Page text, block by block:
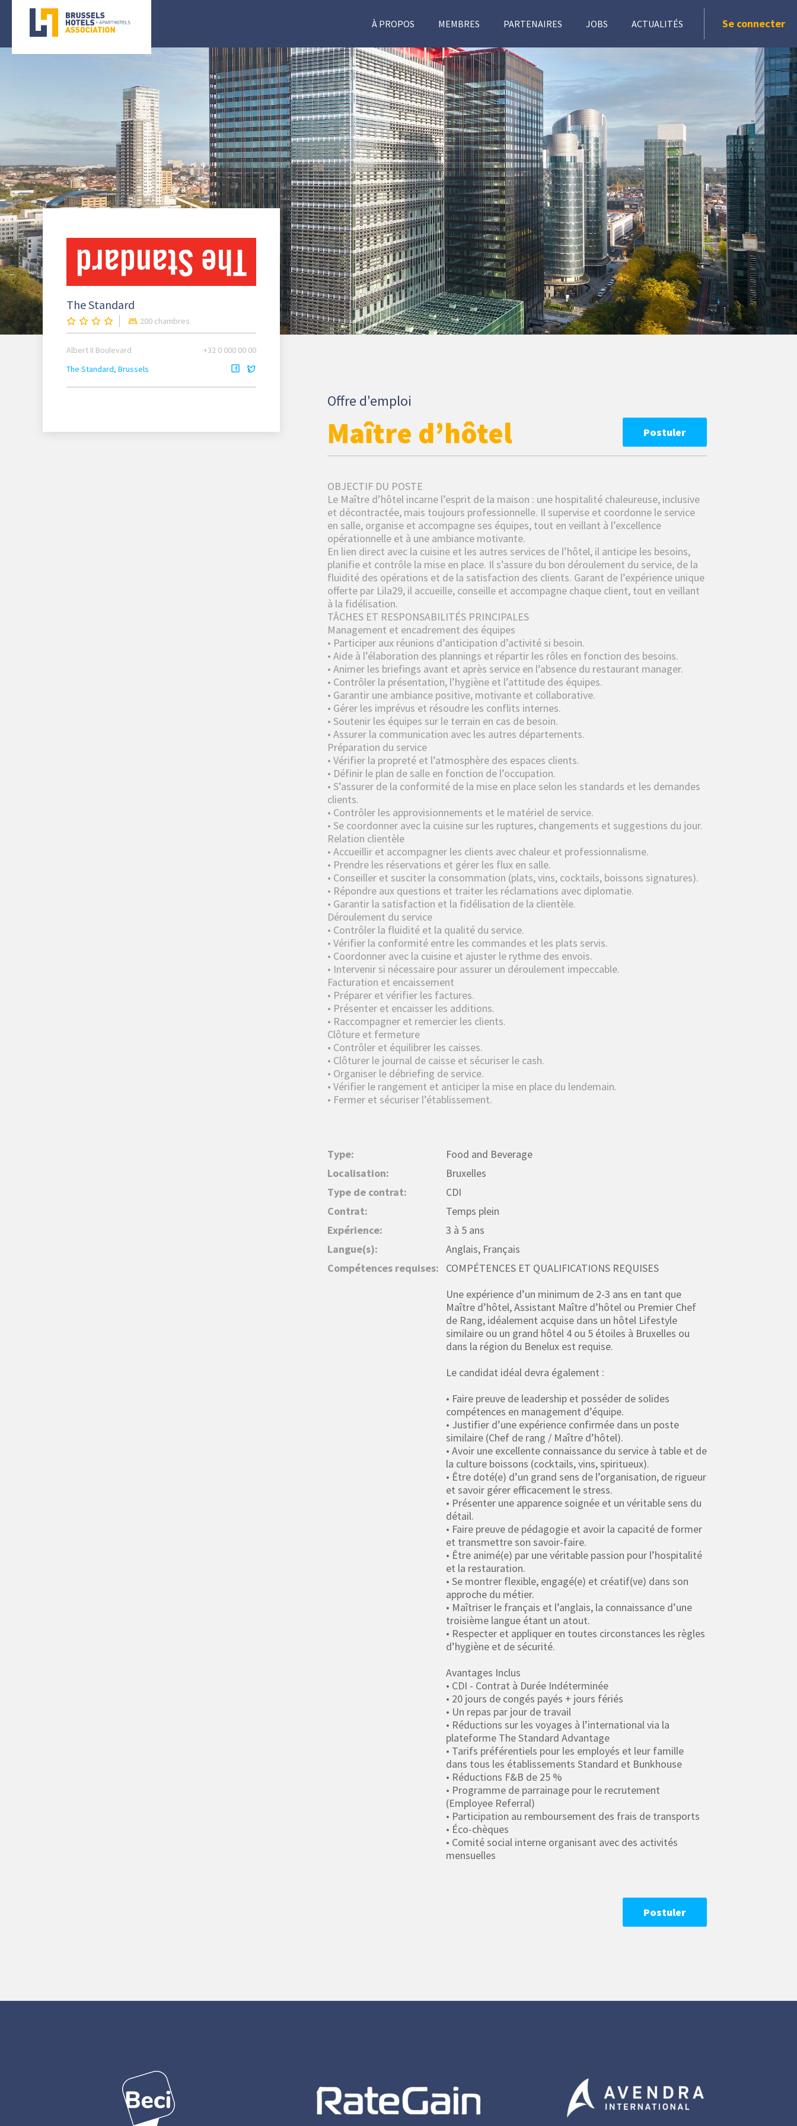
À PROPOS MEMBRES PARTENAIRES JOBS ACTUALITÉS Se connecter
The Standard
200 chambres
Albert II Boulevard
+32 0 000 00 00
The Standard, Brussels
Offre d'emploi
Maître d’hôtel Postuler
OBJECTIF DU POSTE
Le Maître d’hôtel incarne l’esprit de la maison : une hospitalité chaleureuse, inclusive
et décontractée, mais toujours professionnelle. Il supervise et coordonne le service
en salle, organise et accompagne ses équipes, tout en veillant à l’excellence
opérationnelle et à une ambiance motivante.
En lien direct avec la cuisine et les autres services de l’hôtel, il anticipe les besoins,
planifie et contrôle la mise en place. Il s’assure du bon déroulement du service, de la
fluidité des opérations et de la satisfaction des clients. Garant de l’expérience unique
offerte par Lila29, il accueille, conseille et accompagne chaque client, tout en veillant
à la fidélisation.
TÂCHES ET RESPONSABILITÉS PRINCIPALES
Management et encadrement des équipes
• Participer aux réunions d’anticipation d’activité si besoin.
• Aide à l’élaboration des plannings et répartir les rôles en fonction des besoins.
• Animer les briefings avant et après service en l’absence du restaurant manager.
• Contrôler la présentation, l’hygiène et l’attitude des équipes.
• Garantir une ambiance positive, motivante et collaborative.
• Gérer les imprévus et résoudre les conflits internes.
• Soutenir les équipes sur le terrain en cas de besoin.
• Assurer la communication avec les autres départements.
Préparation du service
• Vérifier la propreté et l’atmosphère des espaces clients.
• Définir le plan de salle en fonction de l’occupation.
• S’assurer de la conformité de la mise en place selon les standards et les demandes
clients.
• Contrôler les approvisionnements et le matériel de service.
• Se coordonner avec la cuisine sur les ruptures, changements et suggestions du jour.
Relation clientèle
• Accueillir et accompagner les clients avec chaleur et professionnalisme.
• Prendre les réservations et gérer les flux en salle.
• Conseiller et susciter la consommation (plats, vins, cocktails, boissons signatures).
• Répondre aux questions et traiter les réclamations avec diplomatie.
• Garantir la satisfaction et la fidélisation de la clientèle.
Déroulement du service
• Contrôler la fluidité et la qualité du service.
• Vérifier la conformité entre les commandes et les plats servis.
• Coordonner avec la cuisine et ajuster le rythme des envois.
• Intervenir si nécessaire pour assurer un déroulement impeccable.
Facturation et encaissement
• Préparer et vérifier les factures.
• Présenter et encaisser les additions.
• Raccompagner et remercier les clients.
Clôture et fermeture
• Contrôler et équilibrer les caisses.
• Clôturer le journal de caisse et sécuriser le cash.
• Organiser le débriefing de service.
• Vérifier le rangement et anticiper la mise en place du lendemain.
• Fermer et sécuriser l’établissement.
Type:
Food and Beverage
Localisation:
Bruxelles
Type de contrat:
CDI
Contrat:
Temps plein
Expérience:
3 à 5 ans
Langue(s):
Anglais, Français
Compétences requises:
COMPÉTENCES ET QUALIFICATIONS REQUISES
Une expérience d’un minimum de 2-3 ans en tant que
Maître d’hôtel, Assistant Maître d’hôtel ou Premier Chef
de Rang, idéalement acquise dans un hôtel Lifestyle
similaire ou un grand hôtel 4 ou 5 étoiles à Bruxelles ou
dans la région du Benelux est requise.
Le candidat idéal devra également :
• Faire preuve de leadership et posséder de solides
compétences en management d’équipe.
• Justifier d’une expérience confirmée dans un poste
similaire (Chef de rang / Maître d’hôtel).
• Avoir une excellente connaissance du service à table et de
la culture boissons (cocktails, vins, spiritueux).
• Être doté(e) d’un grand sens de l’organisation, de rigueur
et savoir gérer efficacement le stress.
• Présenter une apparence soignée et un véritable sens du
détail.
• Faire preuve de pédagogie et avoir la capacité de former
et transmettre son savoir-faire.
• Être animé(e) par une véritable passion pour l’hospitalité
et la restauration.
• Se montrer flexible, engagé(e) et créatif(ve) dans son
approche du métier.
• Maîtriser le français et l’anglais, la connaissance d’une
troisième langue étant un atout.
• Respecter et appliquer en toutes circonstances les règles
d’hygiène et de sécurité.
Avantages Inclus
• CDI - Contrat à Durée Indéterminée
• 20 jours de congés payés + jours fériés
• Un repas par jour de travail
• Réductions sur les voyages à l’international via la
plateforme The Standard Advantage
• Tarifs préférentiels pour les employés et leur famille
dans tous les établissements Standard et Bunkhouse
• Réductions F&B de 25 %
• Programme de parrainage pour le recrutement
(Employee Referral)
• Participation au remboursement des frais de transports
• Éco-chèques
• Comité social interne organisant avec des activités
mensuelles
Postuler